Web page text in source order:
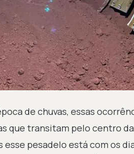
de chuvas, essas
que transitam pelo centro
pesadelo está com os